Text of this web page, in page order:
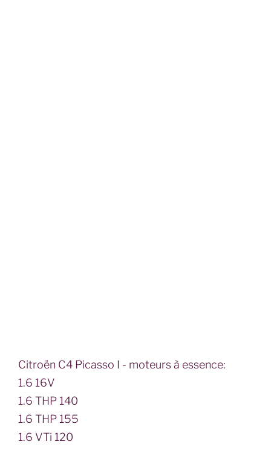
Citroën C4 Picasso I - moteurs à essence:
1.6 16V
1.6 THP 140
1.6 THP 155
1.6 VTi 120